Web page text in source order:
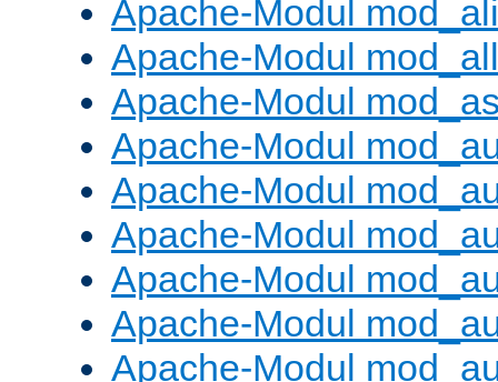
Apache-Modul
Apache-Modul
Apache-Modul
Apache-Modul
Apache-Modul
Apache-Modul
Apache-Modul
Apache-Modul
Apache-Modul